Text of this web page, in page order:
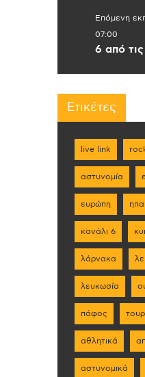
Επόμενη
07:00
6 από
Ετικέτες
live link
αστυνομία
ευρώπη ηπα
κανάλι 6
λάρνακα
λευκωσία
πάφος
αθλητικά
αστυνομικά